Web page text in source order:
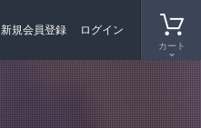
カート
新規会員登録 ログイン